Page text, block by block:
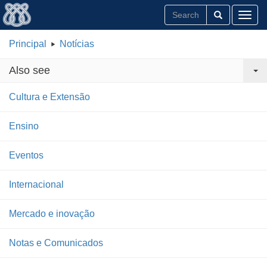
Principal Notícias
Also see
Cultura e Extensão
Ensino
Eventos
Internacional
Mercado e inovação
Notas e Comunicados